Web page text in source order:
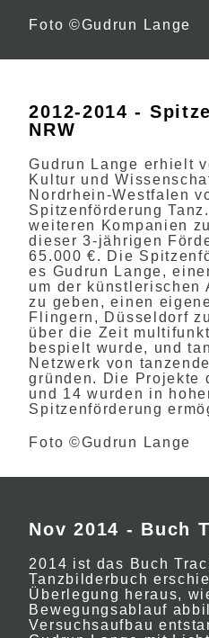
Foto ©Gudrun Lange
2012-2014 -
NRW
Gudrun Lange erhielt
Kultur und
Nordrhein-Westfalen
Spitzenförderung
weiteren Kompanien
dieser 3-jährigen
65.000 €. Die
es Gudrun Lange,
um der künstlerischen
zu geben, einen
Flingern, Düsseldorf
über die Zeit
bespielt wurde, und
Netzwerk von
gründen. Die Projekte
und 14 wurden in
Spitzenförderung
Foto ©Gudrun Lange
Nov 2014 - Buch
2014 ist das Buch
Tanzbilderbuch
Überlegung heraus,
Bewegungsablauf
Versuchsaufbau